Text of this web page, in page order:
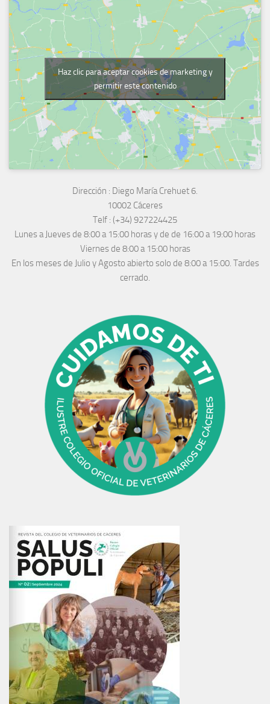
Haz clic para aceptar cookies de marketing y
permitir este contenido
Dirección : Diego María Crehuet 6.
10002 Cáceres
Telf : (+34) 927224425
Lunes a Jueves de 8:00 a 15:00 horas y de de 16:00 a 19:00 horas
Viernes de 8:00 a 15:00 horas
En los meses de Julio y Agosto abierto solo de 8:00 a 15:00. Tardes
cerrado.